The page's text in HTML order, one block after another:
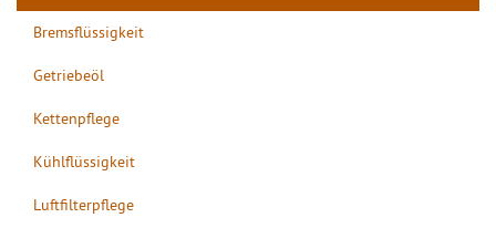
Bremsflüssigkeit
Getriebeöl
Kettenpflege
Kühlflüssigkeit
Luftfilterpflege